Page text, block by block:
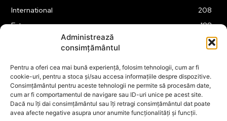
Administrează
consimțământul
Pentru a oferi cea mai bună experiență, folosim tehnologii, cum ar fi
cookie-uri, pentru a stoca și/sau accesa informațiile despre dispozitive.
Consimțământul pentru aceste tehnologii ne permite să procesăm date,
cum ar fi comportamentul de navigare sau ID-uri unice pe acest site.
Dacă nu îți dai consimțământul sau îți retragi consimțământul dat poate
avea afecte negative asupra unor anumite funcționalități și funcții.
International
208
Externe
188
175
Tehnologie
Financiar
160
ABUZURI
158
Social